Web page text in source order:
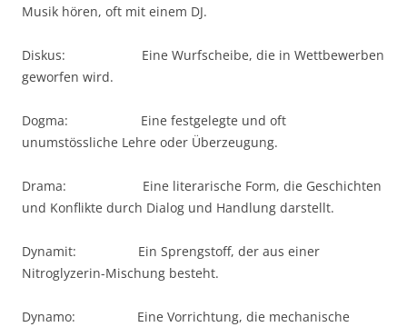
Musik hören, oft mit einem DJ.
Diskus: Eine Wurfscheibe, die in Wettbewerben
geworfen wird.
Dogma: Eine festgelegte und oft
unumstössliche Lehre oder Überzeugung.
Drama: Eine literarische Form, die Geschichten
und Konflikte durch Dialog und Handlung darstellt.
Dynamit: Ein Sprengstoff, der aus einer
Nitroglyzerin-Mischung besteht.
Dynamo: Eine Vorrichtung, die mechanische